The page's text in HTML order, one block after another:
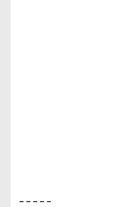
– – – – –